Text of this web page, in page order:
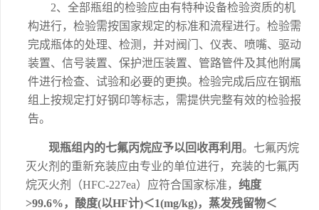
2、全部瓶组的检验应由有特种设备检验资质的机
构进行，检验需按国家规定的标准和流程进行。检验需
完成瓶体的处理、检测，并对阀门、仪表、喷嘴、驱动
装置、信号装置、保护泄压装置、管路管件及其他附属
件进行检查、试验和必要的更换。检验完成后应在钢瓶
组上按规定打好钢印等标志，需提供完整有效的检验报
告。
现瓶组内的七氟丙烷应予以回收再利用。七氟丙烷
灭火剂的重新充装应由专业的单位进行，充装的七氟丙
烷灭火剂（HFC-227ea） 应符合国家标准， 纯度
>99.6%，酸度(以HF计)＜1(mg/kg)，蒸发残留物＜